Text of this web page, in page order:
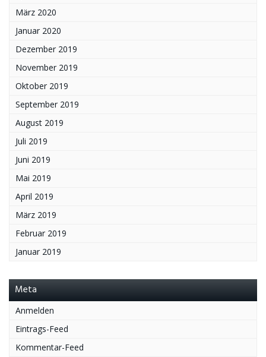
März 2020
Januar 2020
Dezember 2019
November 2019
Oktober 2019
September 2019
August 2019
Juli 2019
Juni 2019
Mai 2019
April 2019
März 2019
Februar 2019
Januar 2019
Meta
Anmelden
Eintrags-Feed
Kommentar-Feed